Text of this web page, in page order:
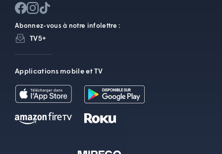
Abonnez-vous à notre infolettre :
TV5+
Applications mobile et TV